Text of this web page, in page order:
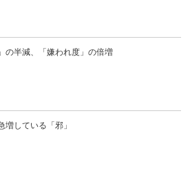
の半減、「嫌われ度」の倍増
増している「邪」